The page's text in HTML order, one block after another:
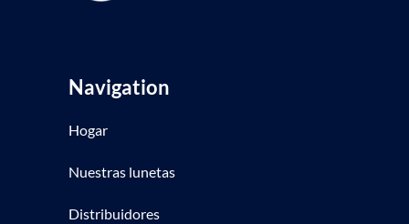
Navigation
Hogar
Nuestras lunetas
Distribuidores